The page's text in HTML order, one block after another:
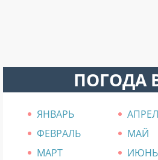
ПОГОДА
ЯНВАРЬ
ФЕВРАЛЬ
МАЙ
МАРТ
ИЮНЬ